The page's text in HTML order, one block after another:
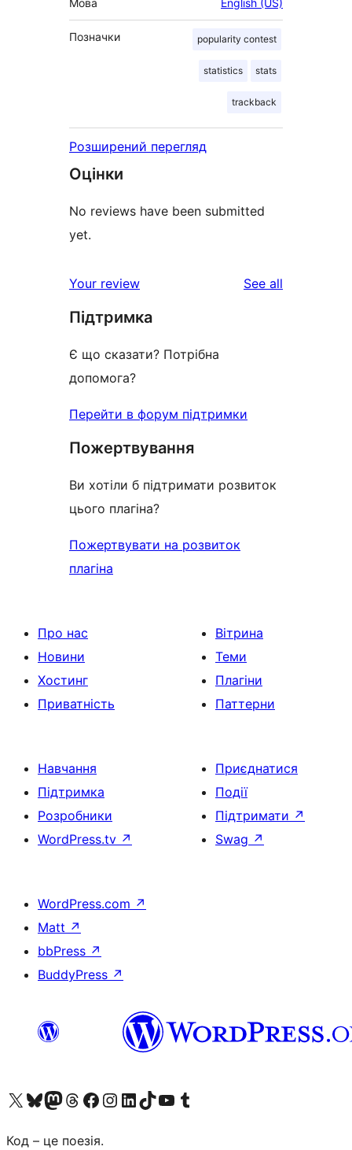
Мова English (US)
Позначки popularity contest
statistics stats
trackback
Розширений перегляд
Оцінки
No reviews have been submitted
yet.
Your review See all
Підтримка
Є що сказати? Потрібна
допомога?
Перейти в форум підтримки
Пожертвування
Ви хотіли б підтримати розвиток
цього плагіна?
Пожертвувати на розвиток
плагіна
Про нас
Новини
Хостинг
Приватність
Вітрина
Теми
Плагіни
Паттерни
Навчання
Підтримка
Розробники
WordPress.tv ↗
Приєднатися
Події
Підтримати ↗
Swag ↗
WordPress.com ↗
Matt ↗
bbPress ↗
BuddyPress ↗
Visit our X (formerly Twitter) account
Visit our Bluesky account
Завітайте до нашої стрічки в Mastodon
Visit our Threads account
Завітайте на нашу сторінку в Facebook
Visit our Instagram account
Visit our LinkedIn account
Visit our TikTok account
Visit our YouTube channel
Visit our Tumblr account
Код – це поезія.